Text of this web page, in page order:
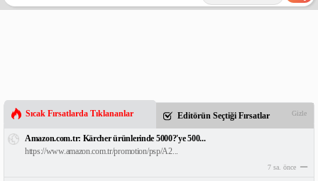
Sıcak Fırsatlarda Tıklananlar Editörün Seçtiği Fırsatlar Gizle
Amazon.com.tr: Kärcher ürünlerinde 5000?'ye 500...
https://www.amazon.com.tr/promotion/psp/A2...
7 sa. önce